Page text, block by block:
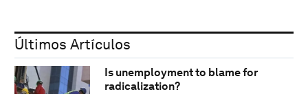
Últimos Artículos
Is unemployment to blame for
radicalization?